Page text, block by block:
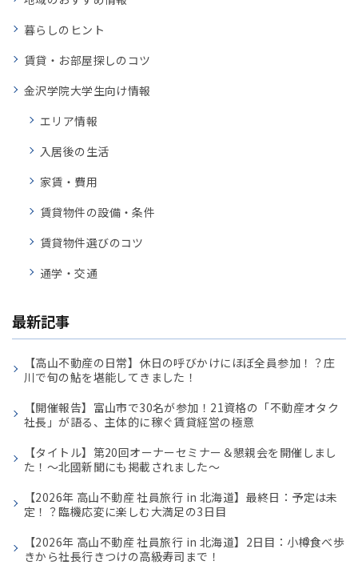
暮らしのヒント
賃貸・お部屋探しのコツ
金沢学院大学生向け情報
エリア情報
入居後の生活
家賃・費用
賃貸物件の設備・条件
賃貸物件選びのコツ
通学・交通
最新記事
【高山不動産の日常】休日の呼びかけにほぼ全員参加！？庄
川で旬の鮎を堪能してきました！
【開催報告】富山市で30名が参加！21資格の「不動産オタク
社長」が語る、主体的に稼ぐ賃貸経営の極意
【タイトル】第20回オーナーセミナー＆懇親会を開催しまし
た！〜北國新聞にも掲載されました〜
【2026年 高山不動産 社員旅行 in 北海道】最終日：予定は未
定！？臨機応変に楽しむ大満足の3日目
【2026年 高山不動産 社員旅行 in 北海道】2日目：小樽食べ歩
きから社長行きつけの高級寿司まで！